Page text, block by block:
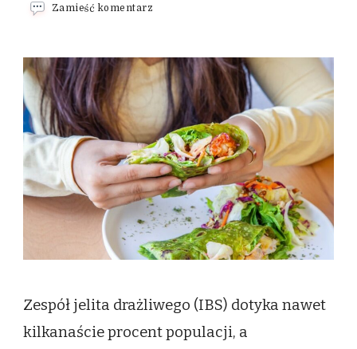
Zamieść komentarz
zespole
jelita
drażliwego
zasady
żywienia
przy
IBS
Zespół jelita drażliwego (IBS) dotyka nawet
kilkanaście procent populacji, a